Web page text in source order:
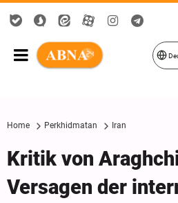
Home Perkhidmatan Iran
Kritik von
Versagen der